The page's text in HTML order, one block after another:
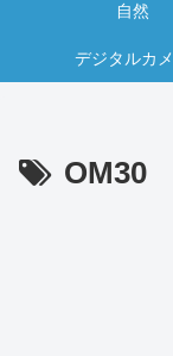
自然
デジタルカ
OM30